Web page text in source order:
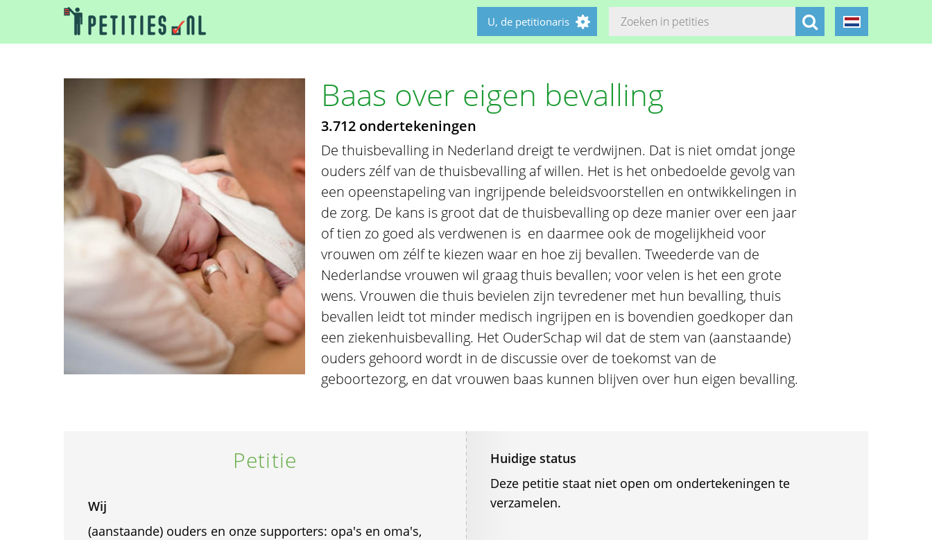
U, de petitionaris
Baas over eigen bevalling
3.712 ondertekeningen
De thuisbevalling in Nederland dreigt te verdwijnen. Dat is niet omdat jonge
ouders zélf van de thuisbevalling af willen. Het is het onbedoelde gevolg van
een opeenstapeling van ingrijpende beleidsvoorstellen en ontwikkelingen in
de zorg. De kans is groot dat de thuisbevalling op deze manier over een jaar
of tien zo goed als verdwenen is  en daarmee ook de mogelijkheid voor
vrouwen om zélf te kiezen waar en hoe zij bevallen. Tweederde van de
Nederlandse vrouwen wil graag thuis bevallen; voor velen is het een grote
wens. Vrouwen die thuis bevielen zijn tevredener met hun bevalling, thuis
bevallen leidt tot minder medisch ingrijpen en is bovendien goedkoper dan
een ziekenhuisbevalling. Het OuderSchap wil dat de stem van (aanstaande)
ouders gehoord wordt in de discussie over de toekomst van de
geboortezorg, en dat vrouwen baas kunnen blijven over hun eigen bevalling.
Petitie
Wij
(aanstaande) ouders en onze supporters: opa's en oma's,
Huidige status
Deze petitie staat niet open om ondertekeningen te
verzamelen.